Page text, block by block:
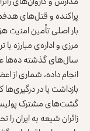
پراکنده و قتل‌های
بار اصلی تأمین امنیت
مرزی و اداره‌ی مبارزهبا
سال‌های گذشته ده‌ها
انجام داده، شماری از
بازداشت یا در
گشت‌های مشترک
زائران شیعه به ایران